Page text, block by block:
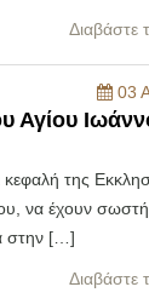
Διαβάστε
03
Αγίου
της
να έχουν
στην […]
Διαβάστε